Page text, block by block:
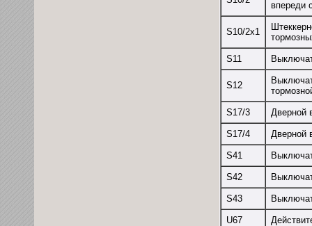
впереди
S10/2x1
S11
S12
S17/3 Дверной
S17/4 Дверной
S41
S42
S43
U67